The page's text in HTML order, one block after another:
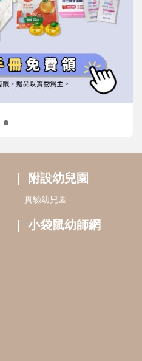
附設幼兒園
小袋鼠幼師網